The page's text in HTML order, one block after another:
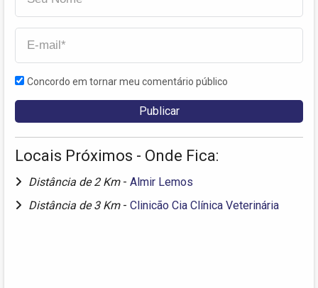
Concordo em tornar meu comentário público
Locais Próximos - Onde Fica:
Distância de 2 Km - Almir Lemos
Distância de 3 Km - Clinicão Cia Clínica Veterinária